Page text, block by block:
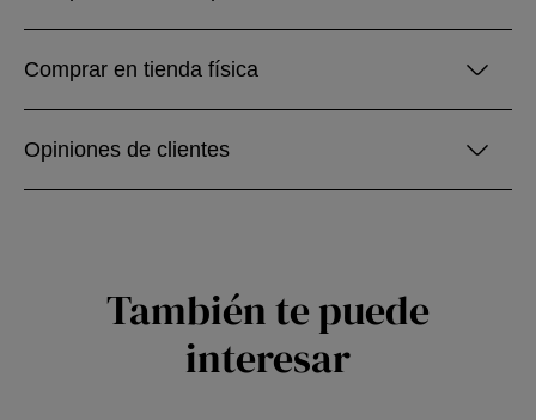
Comprar en tienda física
Opiniones de clientes
También te puede
interesar